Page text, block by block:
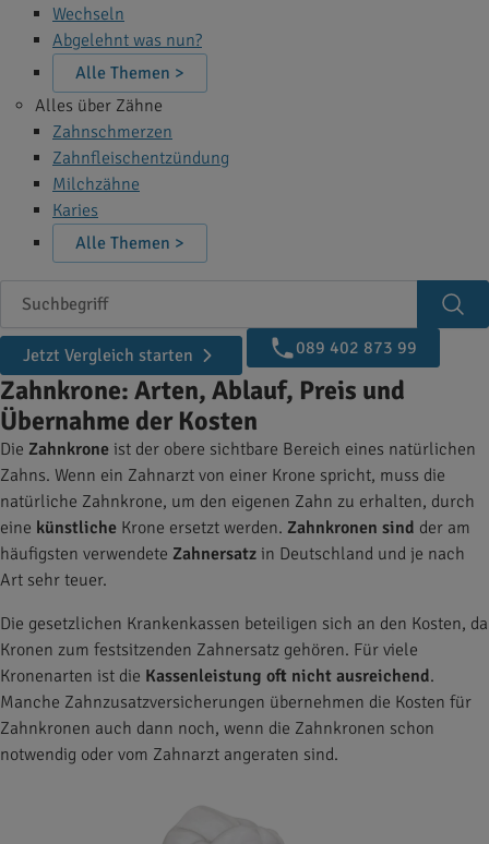
Wechseln
Abgelehnt was nun?
Alle Themen >
Alles über Zähne
Zahnschmerzen
Zahnfleischentzündung
Milchzähne
Karies
Alle Themen >
Suchbegriff
Jetzt Vergleich starten
089 402 873 99
Zahnkrone: Arten, Ablauf, Preis und
Übernahme der Kosten
Die Zahnkrone ist der obere sichtbare Bereich eines natürlichen
Zahns. Wenn ein Zahnarzt von einer Krone spricht, muss die
natürliche Zahnkrone, um den eigenen Zahn zu erhalten, durch
eine künstliche Krone ersetzt werden. Zahnkronen sind der am
häufigsten verwendete Zahnersatz in Deutschland und je nach
Art sehr teuer.
Die gesetzlichen Krankenkassen beteiligen sich an den Kosten, da
Kronen zum festsitzenden Zahnersatz gehören. Für viele
Kronenarten ist die Kassenleistung oft nicht ausreichend.
Manche Zahnzusatzversicherungen übernehmen die Kosten für
Zahnkronen auch dann noch, wenn die Zahnkronen schon
notwendig oder vom Zahnarzt angeraten sind.